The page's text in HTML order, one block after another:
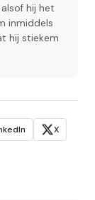
hij het
inmiddels
hij stiekem
X